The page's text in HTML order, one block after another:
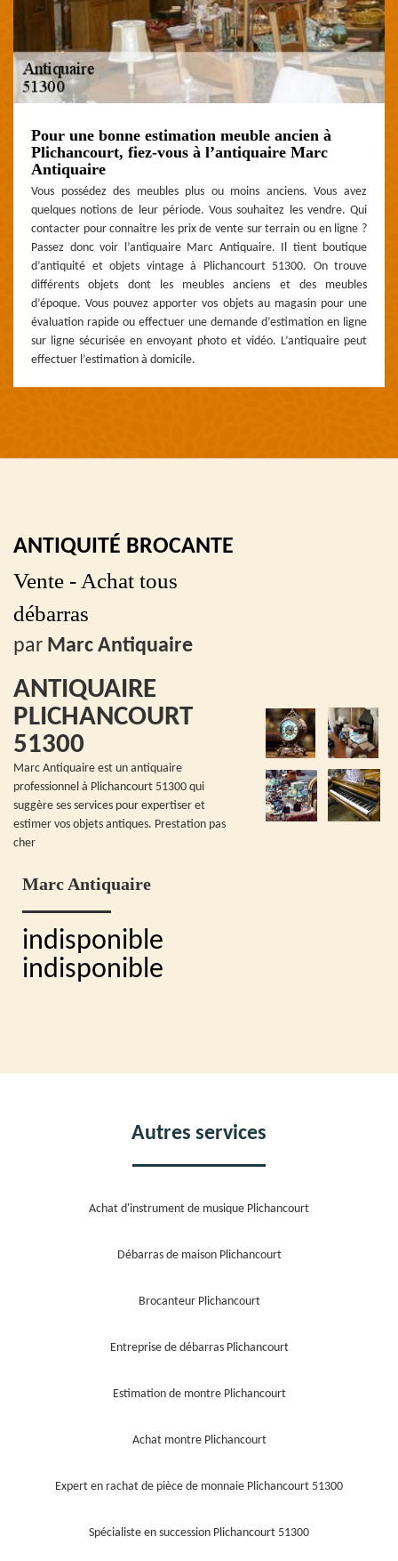
Pour une bonne estimation meuble ancien à
Plichancourt, fiez-vous à l’antiquaire Marc
Antiquaire
Vous possédez des meubles plus ou moins anciens. Vous avez
quelques notions de leur période. Vous souhaitez les vendre. Qui
contacter pour connaitre les prix de vente sur terrain ou en ligne ?
Passez donc voir l’antiquaire Marc Antiquaire. Il tient boutique
d’antiquité et objets vintage à Plichancourt 51300. On trouve
différents objets dont les meubles anciens et des meubles
d’époque. Vous pouvez apporter vos objets au magasin pour une
évaluation rapide ou effectuer une demande d’estimation en ligne
sur ligne sécurisée en envoyant photo et vidéo. L’antiquaire peut
effectuer l’estimation à domicile.
ANTIQUITÉ BROCANTE
Vente - Achat tous
débarras
par Marc Antiquaire
ANTIQUAIRE
PLICHANCOURT
51300
Marc Antiquaire est un antiquaire
professionnel à Plichancourt 51300 qui
suggère ses services pour expertiser et
estimer vos objets antiques. Prestation pas
cher
Marc Antiquaire
indisponible
indisponible
Autres services
Achat d'instrument de musique Plichancourt
Débarras de maison Plichancourt
Brocanteur Plichancourt
Entreprise de débarras Plichancourt
Estimation de montre Plichancourt
Achat montre Plichancourt
Expert en rachat de pièce de monnaie Plichancourt 51300
Spécialiste en succession Plichancourt 51300